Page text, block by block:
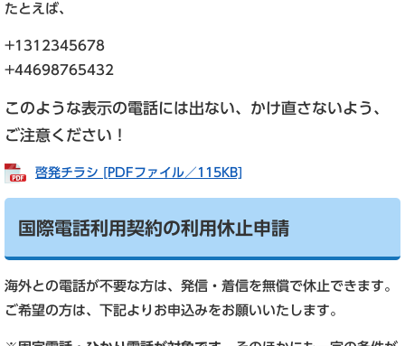
たとえば、
+1312345678
+44698765432
このような表示の電話には出ない、かけ直さないよう、
ご注意ください！
啓発チラシ [PDFファイル／115KB]
国際電話利用契約の利用休止申請
海外との電話が不要な方は、発信・着信を無償で休止できます。
ご希望の方は、下記よりお申込みをお願いいたします。